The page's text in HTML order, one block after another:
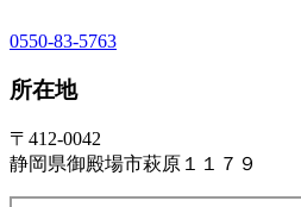
0550-83-5763
所在地
〒412-0042
静岡県御殿場市萩原１１７９